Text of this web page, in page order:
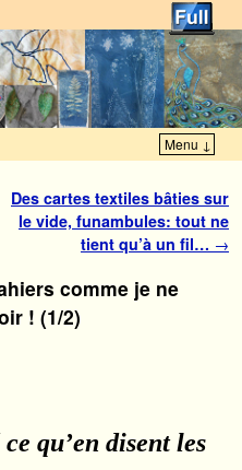
Menu ↓
Des cartes textiles bâties sur
le vide, funambules: tout ne
tient qu’à un fil… →
comme je ne
! (1/2)
qu’en disent les